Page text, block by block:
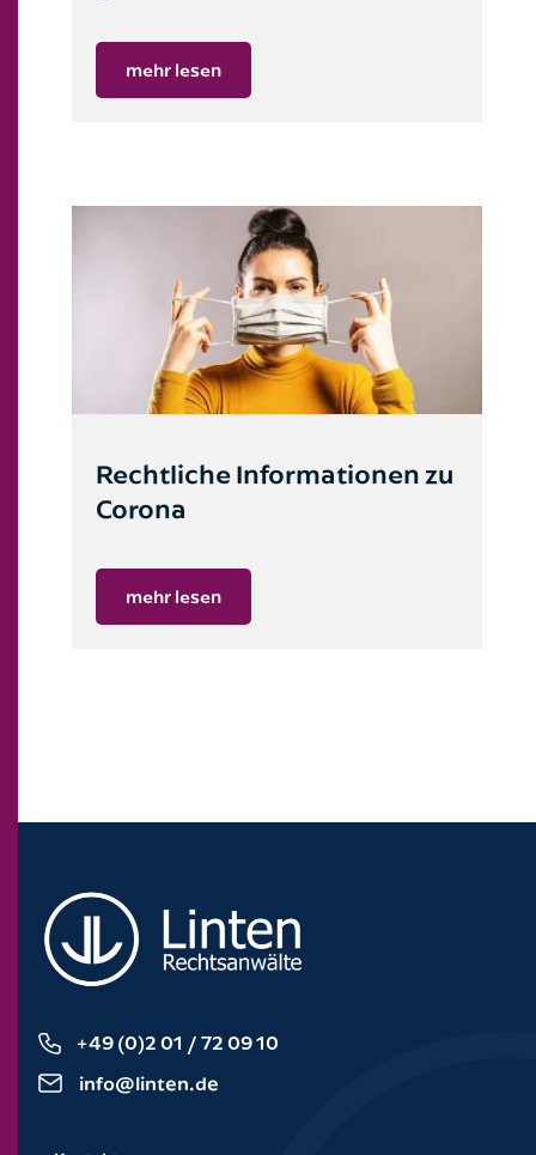
Werkvertragsrecht
Öffentliches Baurecht
mehr lesen
Rechtliche Informationen zu
Corona
mehr lesen
+49 (0)2 01 / 72 09 10
info@linten.de